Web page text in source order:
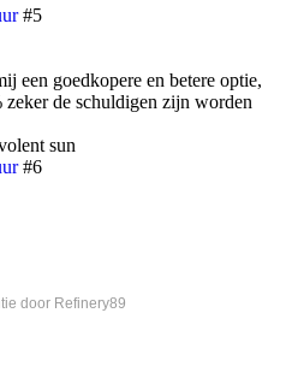
#5
een goedkopere en betere optie,
de schuldigen zijn worden
sun
#6
door Refinery89